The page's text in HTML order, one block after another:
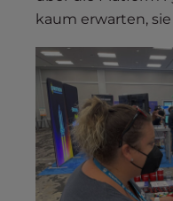
kaum erwarten,